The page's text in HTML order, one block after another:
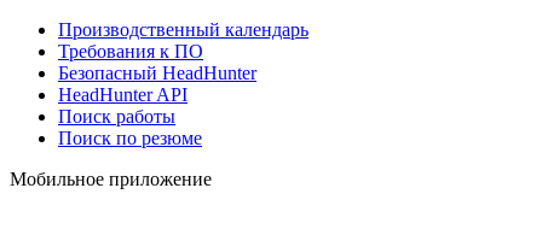
Производственный календарь
Требования к ПО
Безопасный HeadHunter
HeadHunter API
Поиск работы
Поиск по резюме
Мобильное приложение